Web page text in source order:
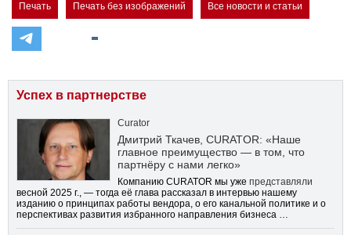
Печать Печать без изображений Все новости и статьи
Успех в партнерстве
Curator
Дмитрий Ткачев, CURATOR: «Наше
главное преимущество — в том, что
партнёру с нами легко»
Компанию CURATOR мы уже представляли
весной 2025 г., — тогда её глава рассказал в интервью нашему
изданию о принципах работы вендора, о его канальной политике и о
перспективах развития избранного направления бизнеса …